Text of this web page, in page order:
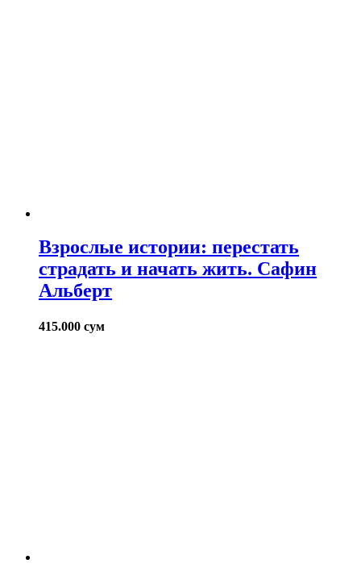
Взрослые истории: перестать
страдать и начать жить. Сафин
Альберт
415.000 сум